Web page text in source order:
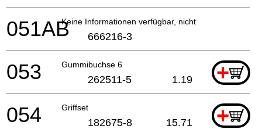
Keine Informationen verfügbar, nicht bestellbar
051AB 666216-3
Gummibuchse 6 +
053 262511-5 1.19
Griffset +
054 182675-8 15.71